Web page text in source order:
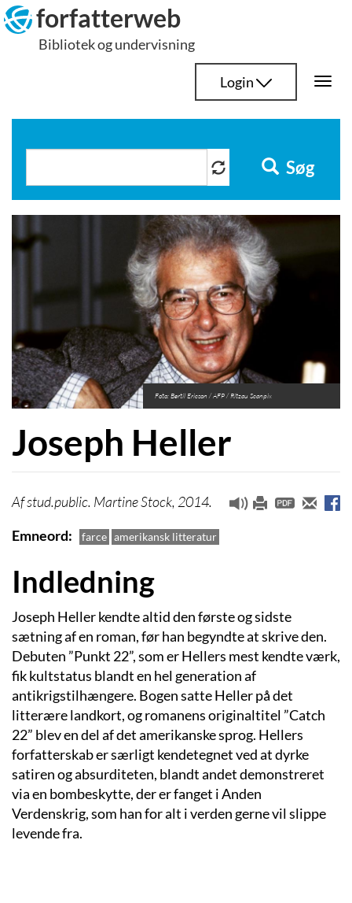
Hop
til
indhold
forfatterweb
Bibliotek og undervisning
Login
Søg
Foto: Bertil Ericson / AFP / Ritzau Scanpix
Joseph Heller
stud.public. Martine Stock, 2014.
Emneord
farce amerikansk litteratur
Indledning
Joseph Heller kendte altid den første og sidste
sætning af en roman, før han begyndte at skrive den.
Debuten ”Punkt 22”, som er Hellers mest kendte værk,
fik kultstatus blandt en hel generation af
antikrigstilhængere. Bogen satte Heller på det
litterære landkort, og romanens originaltitel ”Catch
22” blev en del af det amerikanske sprog. Hellers
forfatterskab er særligt kendetegnet ved at dyrke
satiren og absurditeten, blandt andet demonstreret
via en bombeskytte, der er fanget i Anden
Verdenskrig, som han for alt i verden gerne vil slippe
levende fra.